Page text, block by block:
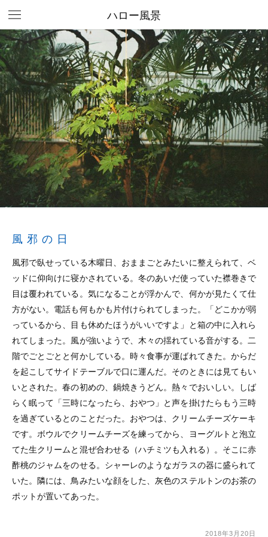
ハロー風景
風邪の日
風邪で臥せっている木曜日、おままごとみたいに整えられて、ベ
ッドに仰向けに寝かされている。冬のあいだ使っていた襟巻きで
目は覆われている。気になることが浮かんで、何かが見たくて仕
方がない。電話も何もかも片付けられてしまった。「どこかが弱
っているから、目も休めたほうがいいですよ」と箱の中に入れら
れてしまった。風が強いようで、木々の揺れている音がする。二
階でごとごとと何かしている。時々食事が運ばれてきた。からだ
を起こしてサイドテーブルで口に運んだ。そのときには見てもい
いとされた。春の初めの、鍋焼きうどん。熱々でおいしい。しば
らく眠って「三時になったら、おやつ」と声を掛けたらもう三時
を過ぎているとのことだった。おやつは、クリームチーズケーキ
です。ボウルでクリームチーズを練ってから、ヨーグルトと泡立
てた生クリームと混ぜ合わせる（ハチミツも入れる）。そこに赤
酢桃のジャムをのせる。シャーレのようなガラスの器に盛られて
いた。隣には、鳥みたいな顔をした、灰色のステルトンのお茶の
ポットが置いてあった。
2018年3月20日